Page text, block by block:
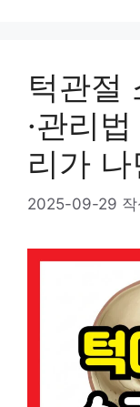
턱관절
·관리
리가
2025-09-29